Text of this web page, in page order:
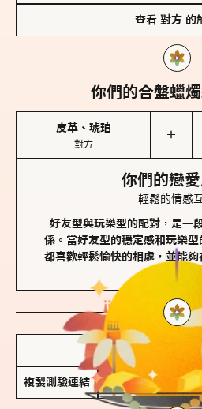
查看 對方 的
你們的合盤蠟
皮革、琥珀
對方
＋
你們的戀
輕鬆的情感
好友型與玩樂型的配對，是一
係。當好友型的穩定感和玩樂
都喜歡輕鬆愉快的相處，並能夠
儲存我的結
複製測驗連結 查看香